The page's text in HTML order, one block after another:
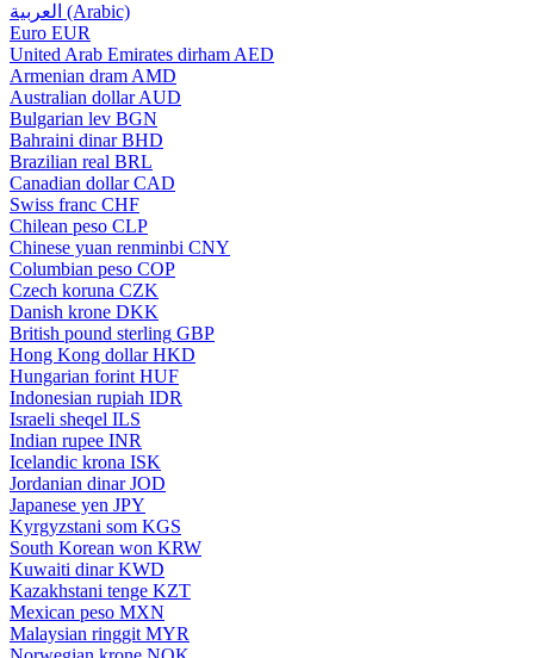
العربية (Arabic)
Euro EUR
United Arab Emirates dirham AED
Armenian dram AMD
Australian dollar AUD
Bulgarian lev BGN
Bahraini dinar BHD
Brazilian real BRL
Canadian dollar CAD
Swiss franc CHF
Chilean peso CLP
Chinese yuan renminbi CNY
Columbian peso COP
Czech koruna CZK
Danish krone DKK
British pound sterling GBP
Hong Kong dollar HKD
Hungarian forint HUF
Indonesian rupiah IDR
Israeli sheqel ILS
Indian rupee INR
Icelandic krona ISK
Jordanian dinar JOD
Japanese yen JPY
Kyrgyzstani som KGS
South Korean won KRW
Kuwaiti dinar KWD
Kazakhstani tenge KZT
Mexican peso MXN
Malaysian ringgit MYR